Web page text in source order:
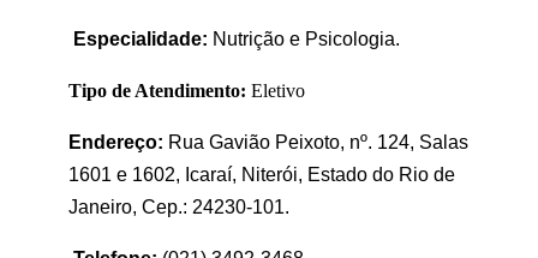
Especialidade: Nutrição e Psicologia.
Tipo de Atendimento: Eletivo
Endereço: Rua Gavião Peixoto, nº. 124, Salas
1601 e 1602, Icaraí, Niterói, Estado do Rio de
Janeiro, Cep.: 24230-101.